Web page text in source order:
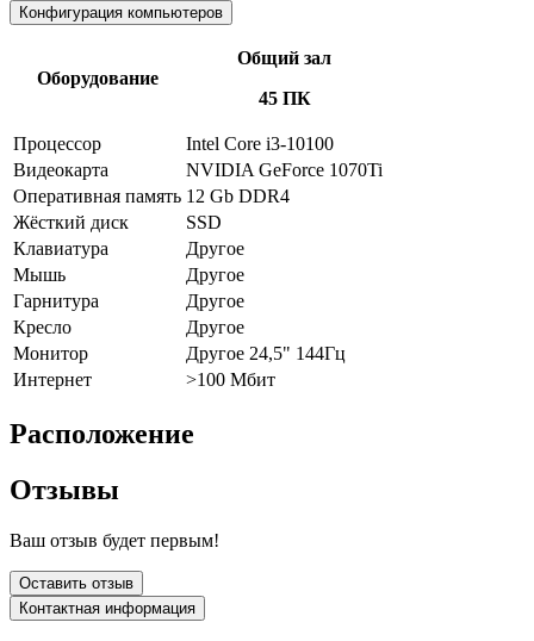
Конфигурация компьютеров
Оборудование
Общий зал
45 ПК
Процессор
Intel Core i3-10100
Видеокарта
NVIDIA GeForce 1070Ti
Оперативная память 12 Gb DDR4
Жёсткий диск
SSD
Клавиатура
Другое
Мышь
Другое
Гарнитура
Другое
Кресло
Другое
Монитор
Другое 24,5" 144Гц
Интернет
>100 Мбит
Расположение
Отзывы
Ваш отзыв будет первым!
Оставить отзыв
Контактная информация